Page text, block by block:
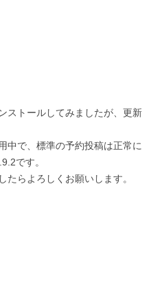
ストールしてみましたが、更新
中で、標準の予約投稿は正常に
です。
たらよろしくお願いします。